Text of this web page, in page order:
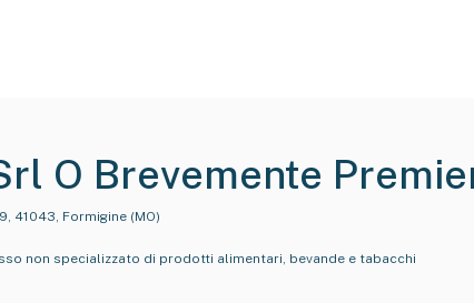
O Brevemente
41043, Formigine (MO)
non specializzato di prodotti alimentari, bevande e tabacchi